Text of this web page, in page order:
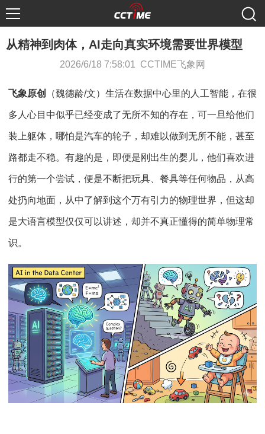
从精神到肉体，AI走向真实环境需要世界模型
2026/6/18 7:58:01 CCTIME飞象网
飞象原创 （魏德龄/文）生活在数据中心里的人工智能，在很
多人心目中似乎已经变成了无所不知的存在，可一旦给他们
装上躯体，哪怕是汽车的轮子，却难以做到无所不能，甚至
路都走不稳。有趣的是，即便是刚出生的婴儿，他们喜欢进
行的第一个尝试，便是不断把玩具、餐具等任何物品，从高
处扔向地面，从中了解到这个万有引力的物理世界，但这却
是大语言模型仅仅可以讲述，却并不真正懂得的简单物理常
识。